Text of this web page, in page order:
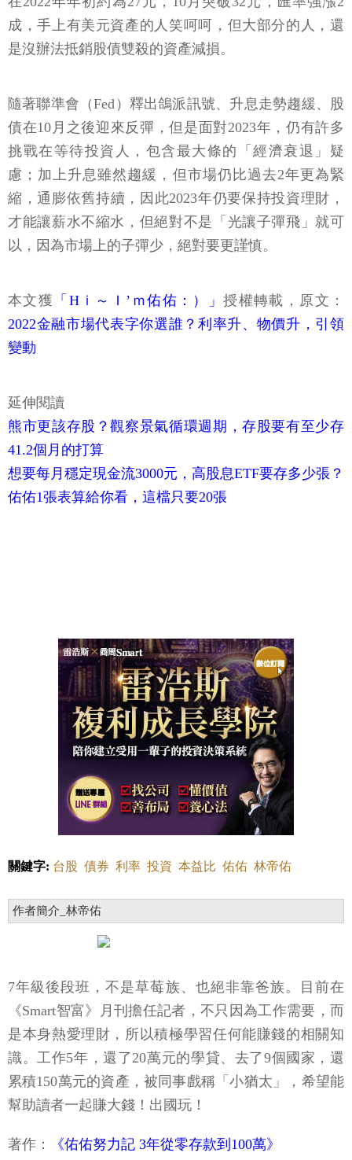
成，手上有美元資產的人笑呵呵，但大部分的人，還
是沒辦法抵銷股債雙殺的資產減損。
隨著聯準會（Fed）釋出鴿派訊號、升息走勢趨緩、股
債在10月之後迎來反彈，但是面對2023年，仍有許多
挑戰在等待投資人，包含最大條的「經濟衰退」疑
慮；加上升息雖然趨緩，但市場仍比過去2年更為緊
縮，通膨依舊持續，因此2023年仍要保持投資理財，
才能讓薪水不縮水，但絕對不是「光讓子彈飛」就可
以，因為市場上的子彈少，絕對要更謹慎。
本文獲 「Hｉ～Ｉ’ｍ佑佑：）」授權轉載，原文：
2022金融市場代表字你選誰？利率升、物價升，引領
變動
延伸閱讀
熊市更該存股？觀察景氣循環週期，存股要有至少存
41.2個月的打算
想要每月穩定現金流3000元，高股息ETF要存多少張？
佑佑1張表算給你看，這檔只要20張
關鍵字: 台股 債券 利率 投資 本益比 佑佑 林帝佑
作者簡介_林帝佑
7年級後段班，不是草莓族、也絕非靠爸族。目前在
《Smart智富》月刊擔任記者，不只因為工作需要，而
是本身熱愛理財，所以積極學習任何能賺錢的相關知
識。工作5年，還了20萬元的學貸、去了9個國家，還
累積150萬元的資產，被同事戲稱「小猶太」，希望能
幫助讀者一起賺大錢！出國玩！
著作： 《佑佑努力記 3年從零存款到100萬》